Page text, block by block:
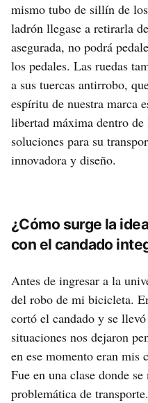
mismo tubo de sillín de
ladrón llegase a retirarla
asegurada, no podrá
los pedales. Las ruedas
a sus tuercas antirrobo,
espíritu de nuestra marca
libertad máxima dentro de
soluciones para su
innovadora y diseño.
¿Cómo surge la
con el candado
Antes de ingresar a la
del robo de mi bicicleta.
cortó el candado y se
situaciones nos dejaron
en ese momento eran mis
Fue en una clase donde
problemática de